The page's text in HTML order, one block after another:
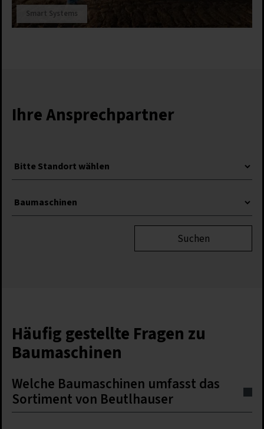
Smart Systems
Ihre Ansprechpartner
Suchen
Häufig gestellte Fragen zu
Baumaschinen
Welche Baumaschinen umfasst das
Sortiment von Beutlhauser